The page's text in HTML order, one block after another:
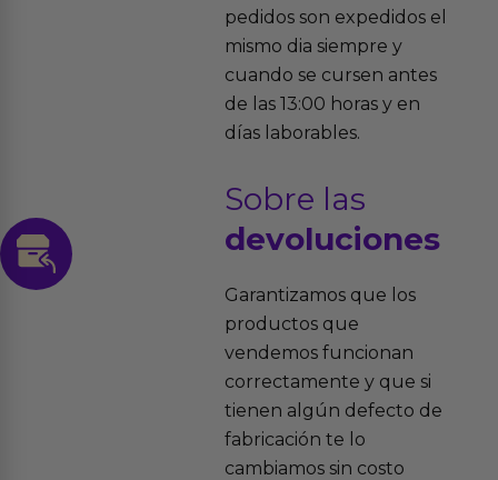
pedidos son expedidos el
mismo dia siempre y
cuando se cursen antes
de las 13:00 horas y en
días laborables.
Sobre las
devoluciones
Garantizamos que los
productos que
vendemos funcionan
correctamente y que si
tienen algún defecto de
fabricación te lo
cambiamos sin costo